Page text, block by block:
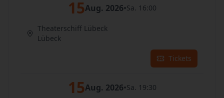
15Aug. 2026•Sa. 16:00
Theaterschiff Lübeck
Lübeck
Tickets
15Aug. 2026•Sa. 19:30